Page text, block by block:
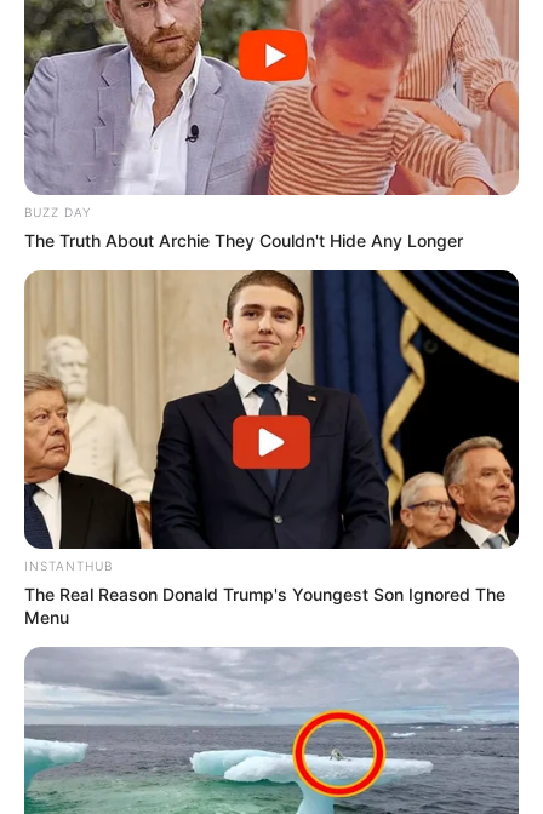
BUZZ DAY
The Truth About Archie They Couldn't Hide Any Longer
INSTANTHUB
The Real Reason Donald Trump's Youngest Son Ignored The
Menu